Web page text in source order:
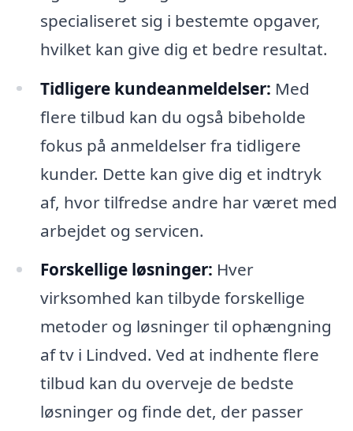
specialiseret sig i bestemte opgaver,
hvilket kan give dig et bedre resultat.
Tidligere kundeanmeldelser: Med
flere tilbud kan du også bibeholde
fokus på anmeldelser fra tidligere
kunder. Dette kan give dig et indtryk
af, hvor tilfredse andre har været med
arbejdet og servicen.
Forskellige løsninger: Hver
virksomhed kan tilbyde forskellige
metoder og løsninger til ophængning
af tv i Lindved. Ved at indhente flere
tilbud kan du overveje de bedste
løsninger og finde det, der passer